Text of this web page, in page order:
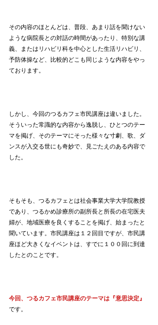
その内容のほとんどは、普段、あまり話を聞けない
ような病院長との対話の時間があったり、特別な講
義、またはリハビリ科を中心とした生活リハビリ、
予防体操など、比較的どこも同じような内容をやっ
ております。
しかし、今回のつるカフェ市民講座は違いました。
そういった常識的な内容から逸脱し、ひとつのテー
マを掲げ、そのテーマにそった様々な寸劇、歌、ダ
ンスが入交る世にも奇妙で、見ごたえのある内容で
した。
そもそも、つるカフェとは社会事業大学大学院教授
であり、つるかめ診療所の副所長と所長の在宅医夫
婦が、地域医療を良くすることを掲げ、始まったと
聞いています。市民講座は１２回目ですが、市民講
座ほど大きくなイベントは、すでに１００回に到達
したとのことです。
今回、つるカフェ市民講座のテーマは『意思決定』
です。